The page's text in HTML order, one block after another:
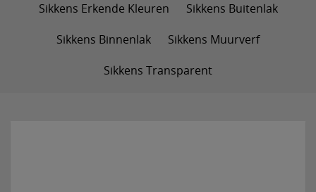
Sikkens Erkende Kleuren
Sikkens Buitenlak
Sikkens Binnenlak
Sikkens Muurverf
Sikkens Transparent